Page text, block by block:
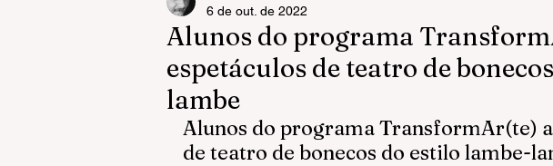
Alunos do programa
espetáculos de teatro de
lambe
6 de out. de 2022
Alunos do programa TransformAr(te)
de teatro de bonecos do estilo lambe-